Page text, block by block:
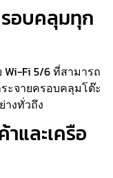
อบคลุมทุก
Fi 5/6 ที่สามารถ
ะจายครอบคลุมโต๊ะ
างทั่วถึง
และเครือ